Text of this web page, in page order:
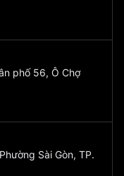
phố 56, Ô Chợ
Sài Gòn, TP.